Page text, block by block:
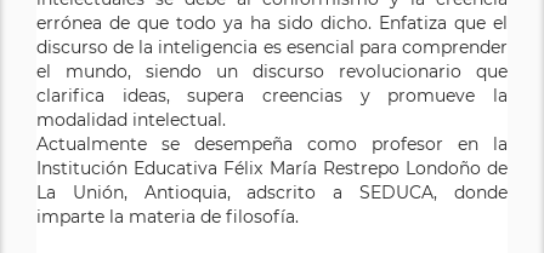
errónea de que todo ya ha sido dicho. Enfatiza que el
discurso de la inteligencia es esencial para comprender
el mundo, siendo un discurso revolucionario que
clarifica ideas, supera creencias y promueve la
modalidad intelectual.
Actualmente se desempeña como profesor en la
Institución Educativa Félix María Restrepo Londoño de
La Unión, Antioquia, adscrito a SEDUCA, donde
imparte la materia de filosofía.